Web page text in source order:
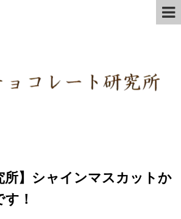
所】シャインマスカットか
！